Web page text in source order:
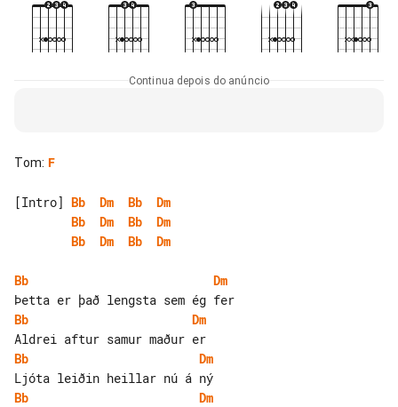
Continua depois do anúncio
Tom: F
[Intro] Bb Dm Bb
Dm
Bb
Dm Bb
Dm
Bb
Dm Bb Dm
Bb
Dm
Bb
Dm
Bb
Dm
Bb
Dm